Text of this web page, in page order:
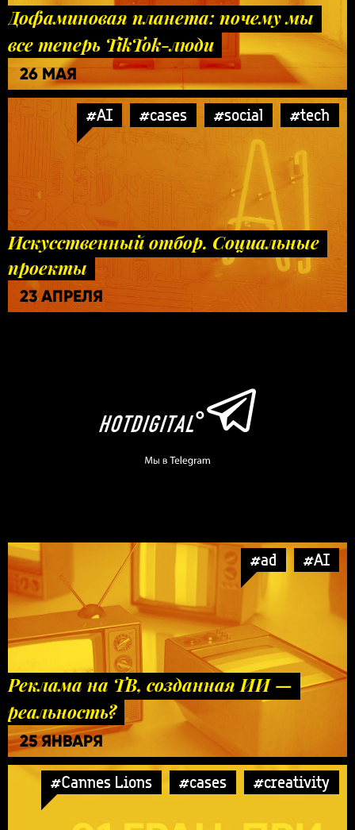
Дофаминовая планета: почему мы
все теперь TikTok-люди
26 МАЯ
#AI #cases #social #tech
Искусственный отбор. Социальные
проекты
23 АПРЕЛЯ
#ad #AI
Реклама на ТВ, созданная ИИ —
реальность?
25 ЯНВАРЯ
#Cannes Lions #cases #creativity